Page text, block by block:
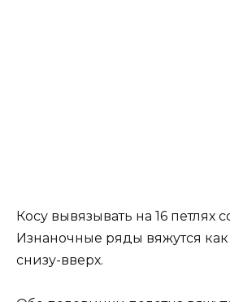
Косу вывязывать на 16 петлях
Изнаночные ряды вяжутся как
снизу-вверх.